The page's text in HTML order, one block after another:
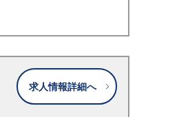
求人情報詳細へ